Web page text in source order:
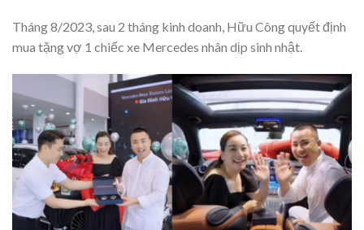
Tháng 8/2023, sau 2 tháng kinh doanh, Hữu Công quyết định
mua tặng vợ 1 chiếc xe Mercedes nhân dịp sinh nhật.